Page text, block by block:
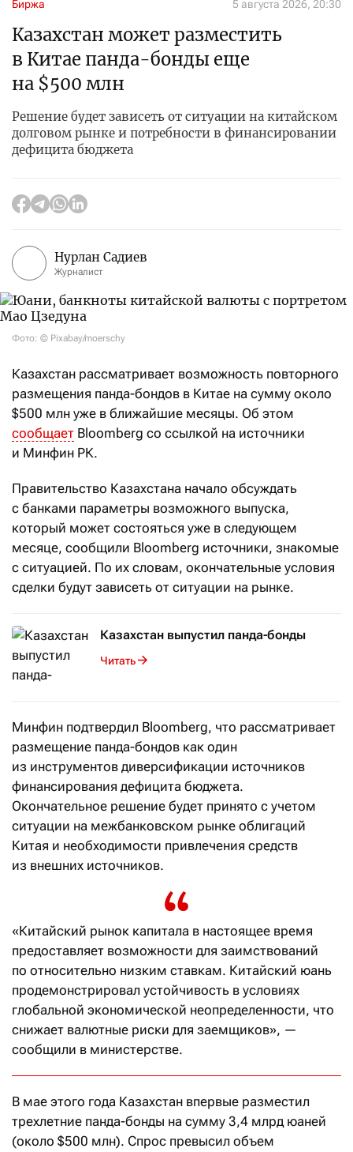
Биржа 5 августа 2026, 20:30
Казахстан может разместить
в Китае панда-бонды еще
на $500 млн
Решение будет зависеть от ситуации на китайском
долговом рынке и потребности в финансировании
дефицита бюджета
Нурлан Садиев
Журналист
Фото: © Pixabay/moerschy
Казахстан рассматривает возможность повторного
размещения панда-бондов в Китае на сумму около
$500 млн уже в ближайшие месяцы. Об этом
сообщает Bloomberg со ссылкой на источники
и Минфин РК.
Правительство Казахстана начало обсуждать
с банками параметры возможного выпуска,
который может состояться уже в следующем
месяце, сообщили Bloomberg источники, знакомые
с ситуацией. По их словам, окончательные условия
сделки будут зависеть от ситуации на рынке.
Казахстан выпустил панда-бонды
Читать
Минфин подтвердил Bloomberg, что рассматривает
размещение панда-бондов как один
из инструментов диверсификации источников
финансирования дефицита бюджета.
Окончательное решение будет принято с учетом
ситуации на межбанковском рынке облигаций
Китая и необходимости привлечения средств
из внешних источников.
«Китайский рынок капитала в настоящее время
предоставляет возможности для заимствований
по относительно низким ставкам. Китайский юань
продемонстрировал устойчивость в условиях
глобальной экономической неопределенности, что
снижает валютные риски для заемщиков», —
сообщили в министерстве.
В мае этого года Казахстан впервые разместил
трехлетние панда-бонды на сумму 3,4 млрд юаней
(около $500 млн). Спрос превысил объем